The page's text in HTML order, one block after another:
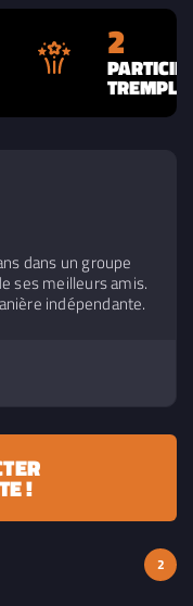
2
dans un groupe
ses meilleurs amis.
indépendante.
en
et un jour, vivre
!
2